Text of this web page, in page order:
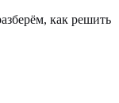
как решить